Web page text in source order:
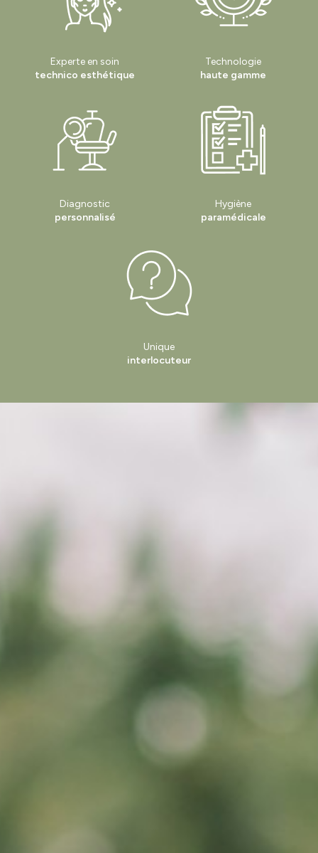
Experte en soin
technico esthétique
Technologie
haute gamme
Diagnostic
personnalisé
Hygiène
paramédicale
Unique
interlocuteur